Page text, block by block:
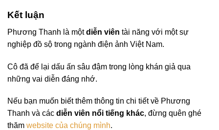
Kết luận
Phương Thanh là mộtdiễn viên tài năng với một sự
nghiệp đồ sộ trong ngành điện ảnh Việt Nam.
Cô đã để lại dấu ấn sâu đậm trong lòng khán giả qua
những vai diễn đáng nhớ.
Nếu bạn muốn biết thêm thông tin chi tiết về Phương
Thanh và các diễn viên nổi tiếng khác, đừng quên ghé
thăm website của chúng mình.